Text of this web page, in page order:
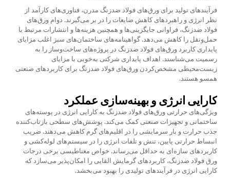
فرآیندهای تولید برای ورق‌های فولاد ضدزنگ مدرن، فناوری‌های کارآمد از
نظر انرژی و راهبردهای کاهش ضایعات را در بر می‌گیرند. دوام ورق‌های
فولاد ضدزنگ، فراوانی جایگزینی‌ها و همچنین هزینه‌ها و انتشارات مرتبط با
حمل‌ونقل را کاهش می‌دهد. گواهینامه‌های ساختمان‌های سبز اغلب مزایای
پایداری کاربرد ورق‌های فولاد ضدزنگ در پروژه‌های ساخت‌وساز را به
رسمیت می‌شناسند. اهداف پایداری شرکتی به‌خوبی با مزایای
زیست‌محیطی مشخص‌کردن ورق‌های فولاد ضدزنگ برای کاربردهای صنعتی
همسو هستند.
کارایی انرژی و بهینه‌سازی عملکرد
ویژگی‌های حرارتی ورق‌های فولاد ضدزنگ به کارایی انرژی در پوسته‌های
ساختمانی و تجهیزات صنعتی کمک می‌کند. پوشش‌های سطحی بازتاب‌کننده
جذب حرارت و بار سرمایشی را در اقلیم‌های گرم کاهش می‌دهند. ضریب
انبساط حرارتی پایین، تنش و تلفات انرژی را در سیستم‌های لوله‌کشی و
کاربردهای سازه‌ای به حداقل می‌رساند. خواص مغناطیسی برخی درجات
ورق فولاد ضدزنگ، کاربردهای گرمایش القایی را امکان‌پذیر می‌سازد که
کارایی انرژی در فرآیندهای تولیدی را بهبود می‌بخشد.